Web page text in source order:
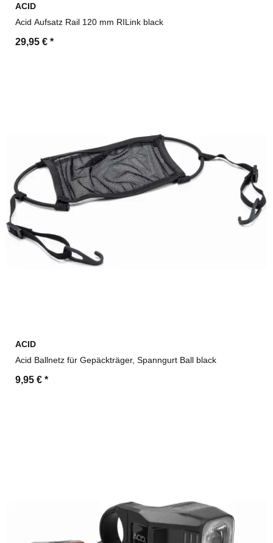
ACID
Acid Aufsatz Rail 120 mm RILink black
29,95 € *
ACID
Acid Ballnetz für Gepäckträger, Spanngurt Ball black
9,95 € *